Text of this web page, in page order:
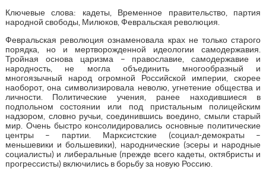
Ключевые слова: кадеты, Временное правительство, партия
народной свободы, Милюков, Февральская революция.
Февральская революция ознаменовала крах не только старого
порядка, но и мертворожденной идеологии самодержавия.
Тройная основа царизма – православие, самодержавие и
народность, не могла объединить многообразный и
многоязычный народ огромной Российской империи, скорее
наоборот, она символизировала неволю, угнетение общества и
личности. Политические учения, ранее находившиеся в
подпольном состоянии или под пристальным полицейским
надзором, словно ручьи, соединившись воедино, смыли старый
мир. Очень быстро консолидировались основные политические
центры – партии. Марксистские (социал-демократы –
меньшевики и большевики), народнические (эсеры и народные
социалисты) и либеральные (прежде всего кадеты, октябристы и
прогрессисты) включились в борьбу за новую Россию.